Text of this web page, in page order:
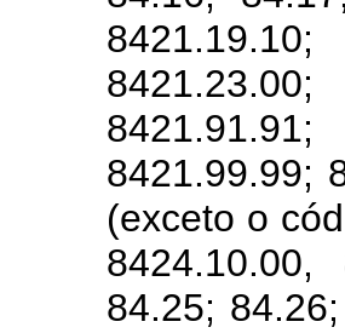
8421.99.99;
(exceto o
84.25;